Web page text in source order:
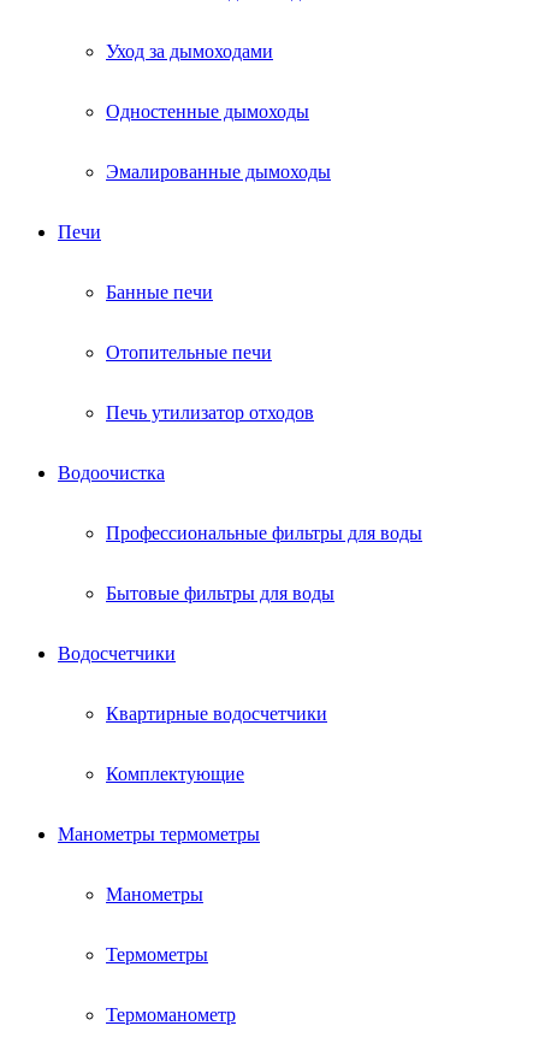
Уход за дымоходами
Одностенные дымоходы
Эмалированные дымоходы
Печи
Банные печи
Отопительные печи
Печь утилизатор отходов
Водоочистка
Профессиональные фильтры для воды
Бытовые фильтры для воды
Водосчетчики
Квартирные водосчетчики
Комплектующие
Манометры термометры
Манометры
Термометры
Термоманометр